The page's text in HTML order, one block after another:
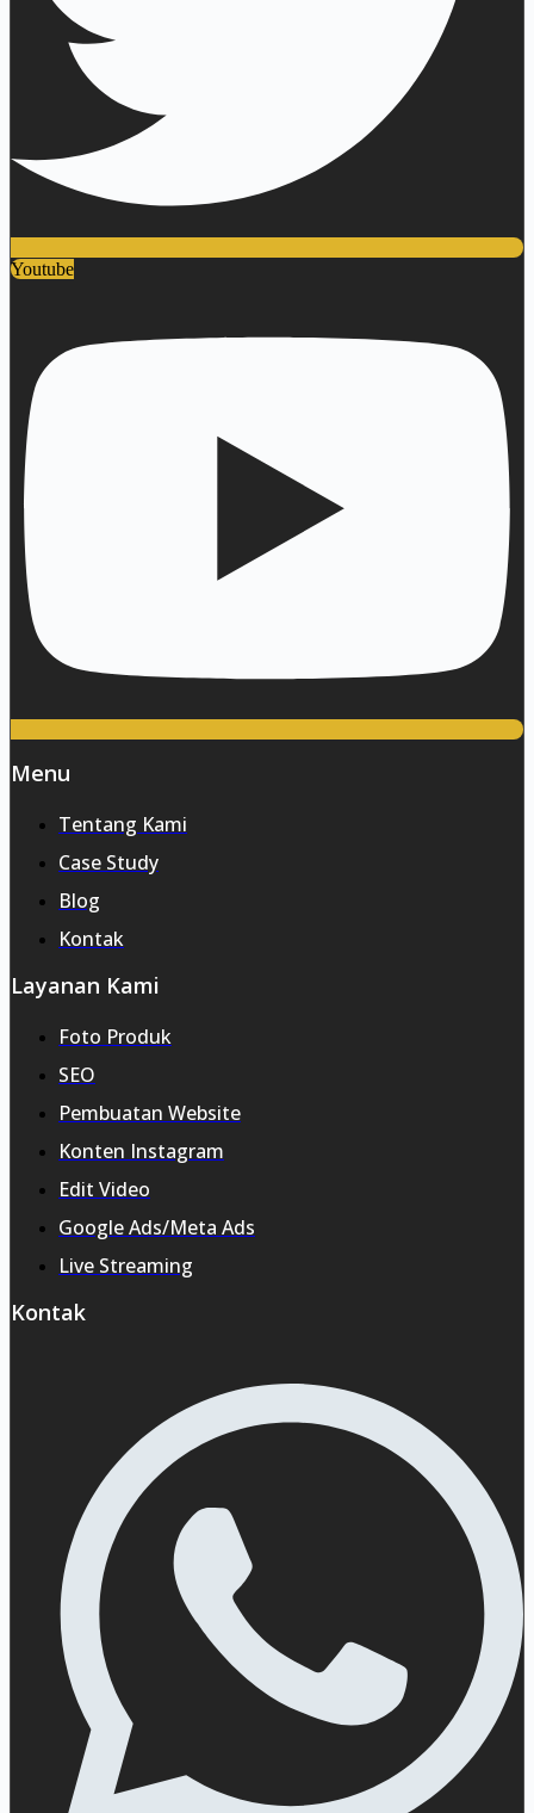
Youtube
Menu
Tentang Kami
Case Study
Blog
Kontak
Layanan Kami
Foto Produk
SEO
Pembuatan Website
Konten Instagram
Edit Video
Google Ads/Meta Ads
Live Streaming
Kontak